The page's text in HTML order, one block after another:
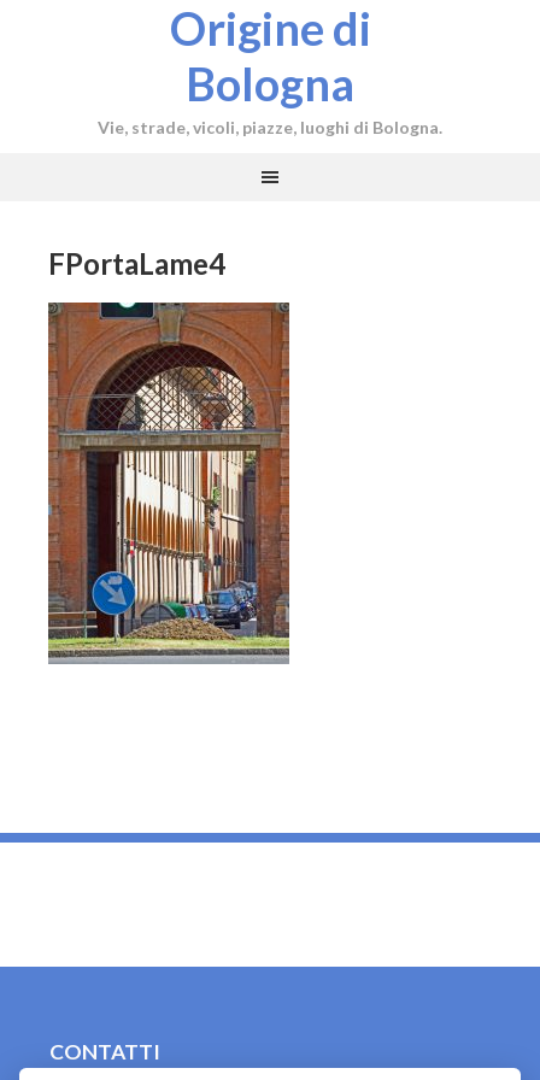
Origine di
Bologna
Vie, strade, vicoli, piazze, luoghi di Bologna.
FPortaLame4
CONTATTI